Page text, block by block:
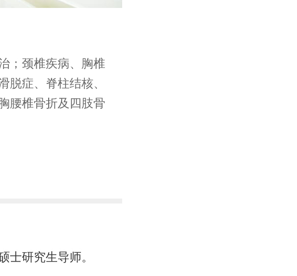
；颈椎疾病、胸椎
脱症、脊柱结核、
腰椎骨折及四肢骨
士研究生导师。